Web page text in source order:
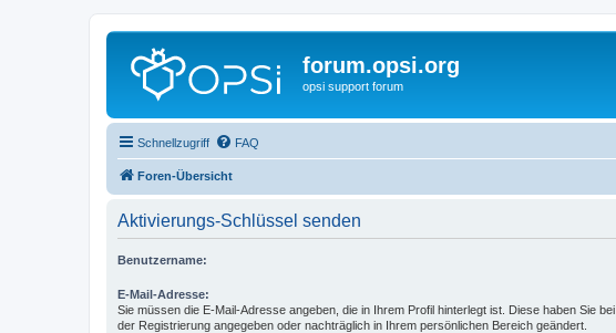
forum.opsi.org
opsi support forum
Schnellzugriff FAQ
Foren-Übersicht
Aktivierungs-Schlüssel senden
Benutzername:
E-Mail-Adresse:
Sie müssen die E-Mail-Adresse angeben, die in Ihrem Profil hinterlegt ist. Diese haben Sie bei
der Registrierung angegeben oder nachträglich in Ihrem persönlichen Bereich geändert.